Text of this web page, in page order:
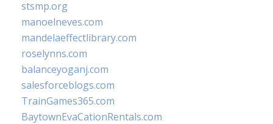
stsmp.org
manoelneves.com
mandelaeffectlibrary.com
roselynns.com
balanceyoganj.com
salesforceblogs.com
TrainGames365.com
BaytownEvaCationRentals.com